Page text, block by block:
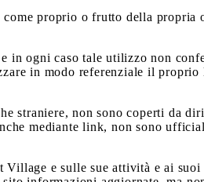
proprio o frutto della propria
ogni caso tale utilizzo non
in modo referenziale il
non sono coperti da
mediante link, non sono
e sulle sue attività e ai